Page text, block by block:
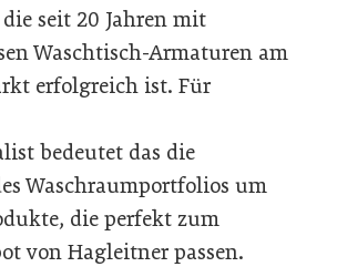
seit 20 Jahren mit
Waschtisch-Armaturen am
erfolgreich ist. Für
bedeutet das die
Waschraumportfolios um
die perfekt zum
von Hagleitner passen.